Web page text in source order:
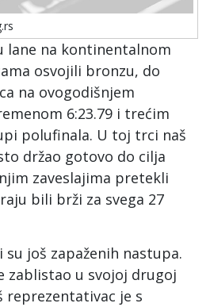
lane na kontinentalnom
osvojili bronzu, do
na ovogodišnjem
6:23.79 i trećim
polufinala. U toj trci naš
držao gotovo do cilja
zaveslajima pretekli
bili brži za svega 27
još zapaženih nastupa.
zablistao u svojoj drugoj
reprezentativac je s